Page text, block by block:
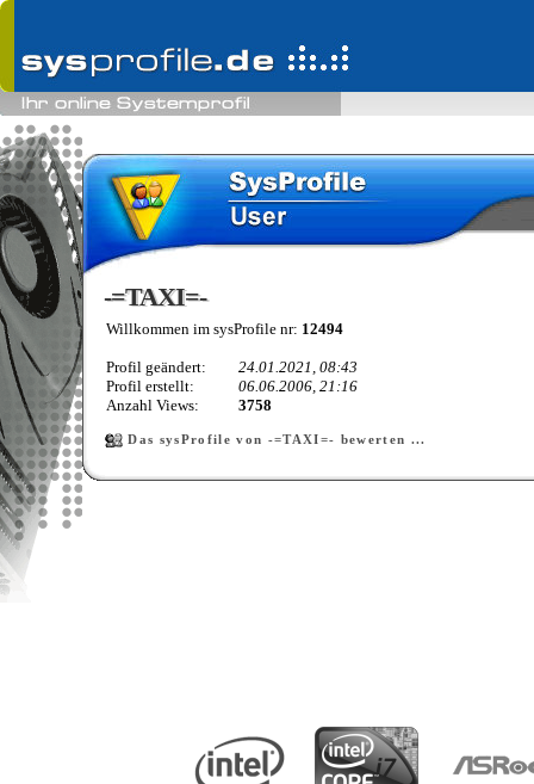
-=TAXI=-
-=TAXI=-
Willkommen im sysProfile nr: 12494
Profil geändert:
24.01.2021, 08:43
Profil erstellt:
06.06.2006, 21:16
Anzahl Views:
3758
Das sysProfile von -=TAXI=- bewerten ...